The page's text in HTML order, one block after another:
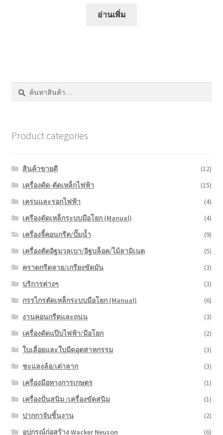
อ่านเพิ่ม
ค้นหา:
ค้นหา
Product categories
สินค้าขายดี
(12)
เครื่องดัด-ตัดเหล็กไฟฟ้า
(15)
เครนและรอกไฟฟ้า
(4)
เครืองดัดเหล็กระบบมือโยก (Manual)
(4)
เครื่องจี้คอนกรีต/ปั๊มน้ำ
(9)
เครื่องตัดอิฐมวลเบา/อิฐบล็อค/ไม้ลามิเนต
(5)
คราดกรีดลาย/เกรียงขัดมัน
(3)
บริการต่างๆ
(3)
กรรไกรตัดเหล็กระบบมือโยก (Manual)
(6)
งานคอนกรีตและถนน
(3)
เครื่องดัดแป๊บไฟฟ้า/มือโยก
(2)
ใบเลื่อยและใบมีดอุตสาหกรรม
(3)
ชะแลงล้อ/เต่าลาก
(3)
เครื่องมือทางการเกษตร
(1)
เครื่องปั่นสนิม /เครื่องขัดสนิม
(1)
ปากกาจับชิ้นงาน
(2)
อุปกรณ์ก่อสร้าง Wacker Neuson
(6)